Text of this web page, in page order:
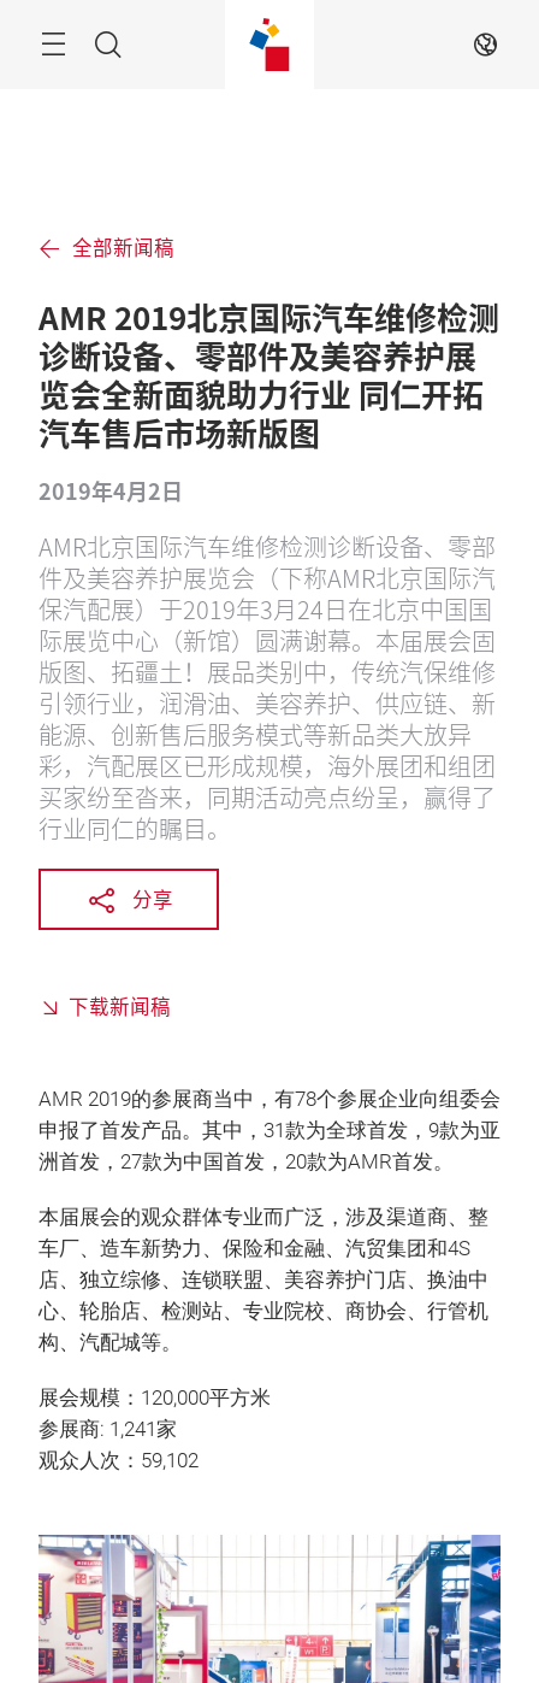
菜
ZH
全部新闻稿
AMR 2019北京国际汽车维修检测
诊断设备、零部件及美容养护展
览会全新面貌助力行业 同仁开拓
汽车售后市场新版图
2019年4月2日
AMR北京国际汽车维修检测诊断设备、零部
件及美容养护展览会（下称AMR北京国际汽
保汽配展）于2019年3月24日在北京中国国
际展览中心（新馆）圆满谢幕。本届展会固
版图、拓疆土！展品类别中，传统汽保维修
引领行业，润滑油、美容养护、供应链、新
能源、创新售后服务模式等新品类大放异
彩，汽配展区已形成规模，海外展团和组团
买家纷至沓来，同期活动亮点纷呈，赢得了
行业同仁的瞩目。
分享
下载新闻稿
AMR 2019的参展商当中，有78个参展企业向组委会
申报了首发产品。其中，31款为全球首发，9款为亚
洲首发，27款为中国首发，20款为AMR首发。
本届展会的观众群体专业而广泛，涉及渠道商、整
车厂、造车新势力、保险和金融、汽贸集团和4S
店、独立综修、连锁联盟、美容养护门店、换油中
心、轮胎店、检测站、专业院校、商协会、行管机
构、汽配城等。
展会规模：120,000平方米
参展商: 1,241家
观众人次：59,102